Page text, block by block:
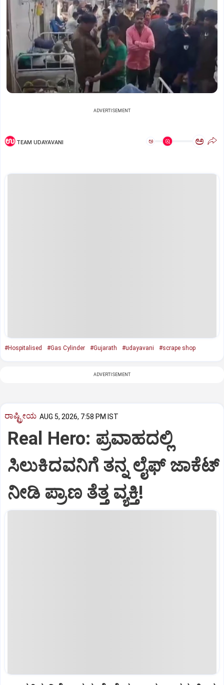
ADVERTISEMENT
TEAM UDAYAVANI ಅ ಅ
#Hospitalised #Gas Cylinder #Gujarath #udayavani #scrape shop
ADVERTISEMENT
ರಾಷ್ಟ್ರೀಯ AUG 5, 2026, 7:58 PM IST
Real Hero: ಪ್ರವಾಹದಲ್ಲಿ
ಸಿಲುಕಿದವನಿಗೆ ತನ್ನ ಲೈಫ್ ಜಾಕೆಟ್
ನೀಡಿ ಪ್ರಾಣ ತೆತ್ತ ವ್ಯಕ್ತಿ!